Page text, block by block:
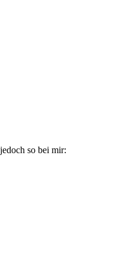
so bei mir: